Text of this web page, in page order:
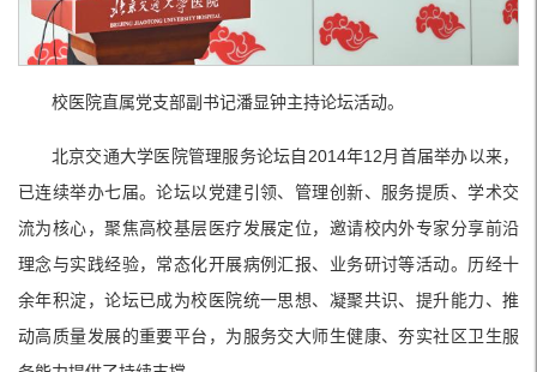
校医院直属党支部副书记潘显钟主持论坛活动。
北京交通大学医院管理服务论坛自2014年12月首届举办以来，
已连续举办七届。论坛以党建引领、管理创新、服务提质、学术交
流为核心，聚焦高校基层医疗发展定位，邀请校内外专家分享前沿
理念与实践经验，常态化开展病例汇报、业务研讨等活动。历经十
余年积淀，论坛已成为校医院统一思想、凝聚共识、提升能力、推
动高质量发展的重要平台，为服务交大师生健康、夯实社区卫生服